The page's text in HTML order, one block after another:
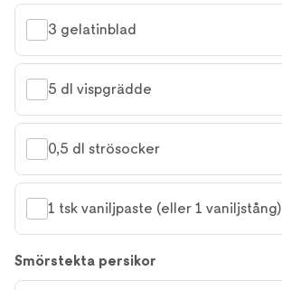
3 gelatinblad
5 dl vispgrädde
0,5 dl strösocker
1 tsk vaniljpaste (eller 1 vaniljstång)
Smörstekta persikor